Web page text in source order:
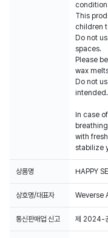
This
children
Do not
spaces.
Please
wax
Do not
intended.
In case
with
stabilize
상품명 HAPPY
상호명/대표자 Weverse
통신판매업 신고 제 2024-